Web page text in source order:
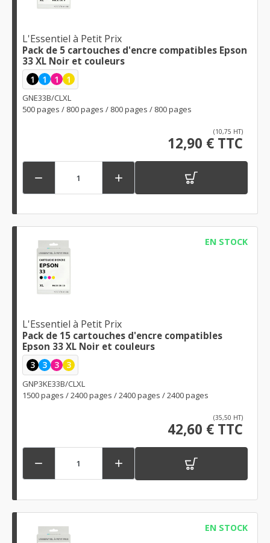
L'Essentiel à Petit Prix
Pack de 5 cartouches d'encre compatibles Epson
33 XL Noir et couleurs
1 1 1 1
GNE33B/CLXL
500 pages / 800 pages / 800 pages / 800 pages
(10,75 HT)
12,90 € TTC
 
EN STOCK
L'Essentiel à Petit Prix
Pack de 15 cartouches d'encre compatibles
Epson 33 XL Noir et couleurs
3 3 3 3
GNP3KE33B/CLXL
1500 pages / 2400 pages / 2400 pages / 2400 pages
(35,50 HT)
42,60 € TTC
 
EN STOCK